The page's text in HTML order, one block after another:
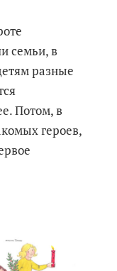
семьи, в
разные
Потом, в
героев,